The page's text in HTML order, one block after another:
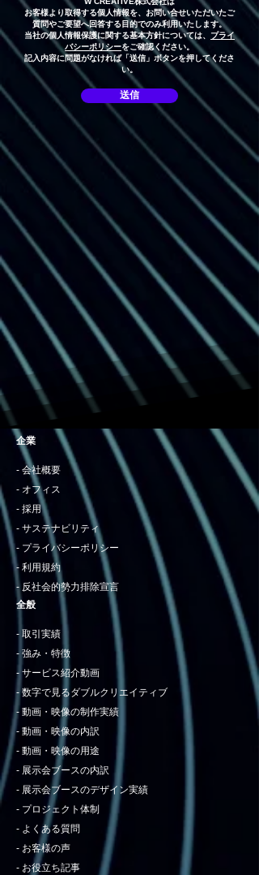
お客様より取得する個人情報を、お問い合せいただいたご
質問やご要望へ回答する目的でのみ利用いたします。
当社の個人情報保護に関する基本方針については、 プライ
バシーポリシーをご確認ください。
記入内容に問題がなければ「送信」ボタンを押してくださ
い。
送信
企業
- 会社概要
- オフィス
- 採用
- サステナビリティ
- プライバシーポリシー
- 利用規約
- 反社会的勢力排除宣言
全般
- 取引実績
- 強み・特徴
- サービス紹介動画
​- 数字で見るダブルクリエイティブ
- 動画・映像の制作実績
- 動画・映像の内訳
- 動画・映像の用途
- 展示会ブースの内訳
- 展示会ブースのデザイン実績
- プロジェクト体制
- よくある質問
- お客様の声
- お役立ち記事